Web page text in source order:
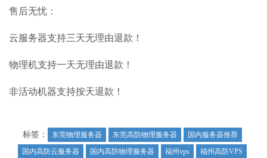
售后无忧：
云服务器支持三天无理由退款！
物理机支持一天无理由退款！
非活动机器支持按天退款！
标签： 东莞物理服务器 东莞高防物理服务器
国内服务器推荐
国内高防云服务器
国内高防物理服务器 福州vps
福州高防VPS